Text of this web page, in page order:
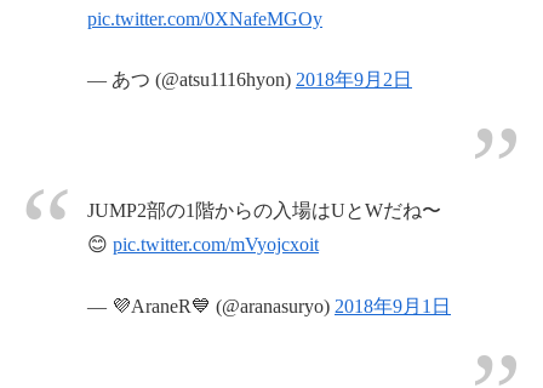
pic.twitter.com/0XNafeMGOy
— あつ (@atsu1116hyon) 2018年9月2日
JUMP2部の1階からの入場はUとWだね〜
😊 pic.twitter.com/mVyojcxoit
— 💜AraneR💙 (@aranasuryo) 2018年9月1日